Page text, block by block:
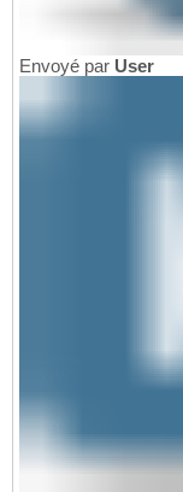
Envoyé par User